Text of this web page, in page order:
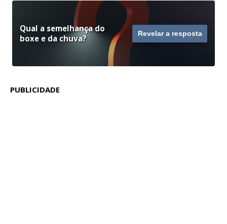
Qual a semelhança do
boxe e da chuva?
Revelar a resposta
PUBLICIDADE